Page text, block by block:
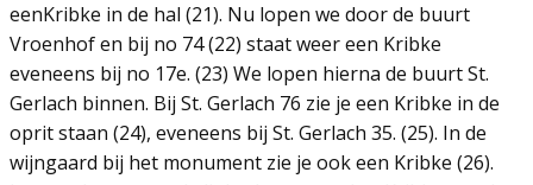
eenKribke in de hal (21). Nu lopen we door de buurt
Vroenhof en bij no 74 (22) staat weer een Kribke
eveneens bij no 17e. (23) We lopen hierna de buurt St.
Gerlach binnen. Bij St. Gerlach 76 zie je een Kribke in de
oprit staan (24), eveneens bij St. Gerlach 35. (25). In de
wijngaard bij het monument zie je ook een Kribke (26).